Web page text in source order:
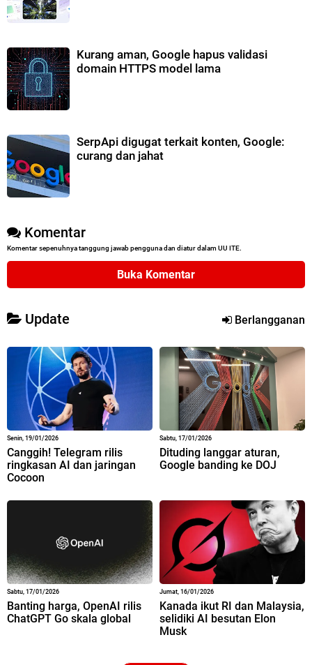
Kurang aman, Google hapus validasi
domain HTTPS model lama
SerpApi digugat terkait konten, Google:
curang dan jahat
Komentar
Komentar sepenuhnya tanggung jawab pengguna dan diatur dalam UU ITE.
Buka Komentar
Update Berlangganan
Senin, 19/01/2026
Canggih! Telegram rilis
ringkasan AI dan jaringan
Cocoon
Sabtu, 17/01/2026
Dituding langgar aturan,
Google banding ke DOJ
Sabtu, 17/01/2026
Banting harga, OpenAI rilis
ChatGPT Go skala global
Jumat, 16/01/2026
Kanada ikut RI dan Malaysia,
selidiki AI besutan Elon
Musk